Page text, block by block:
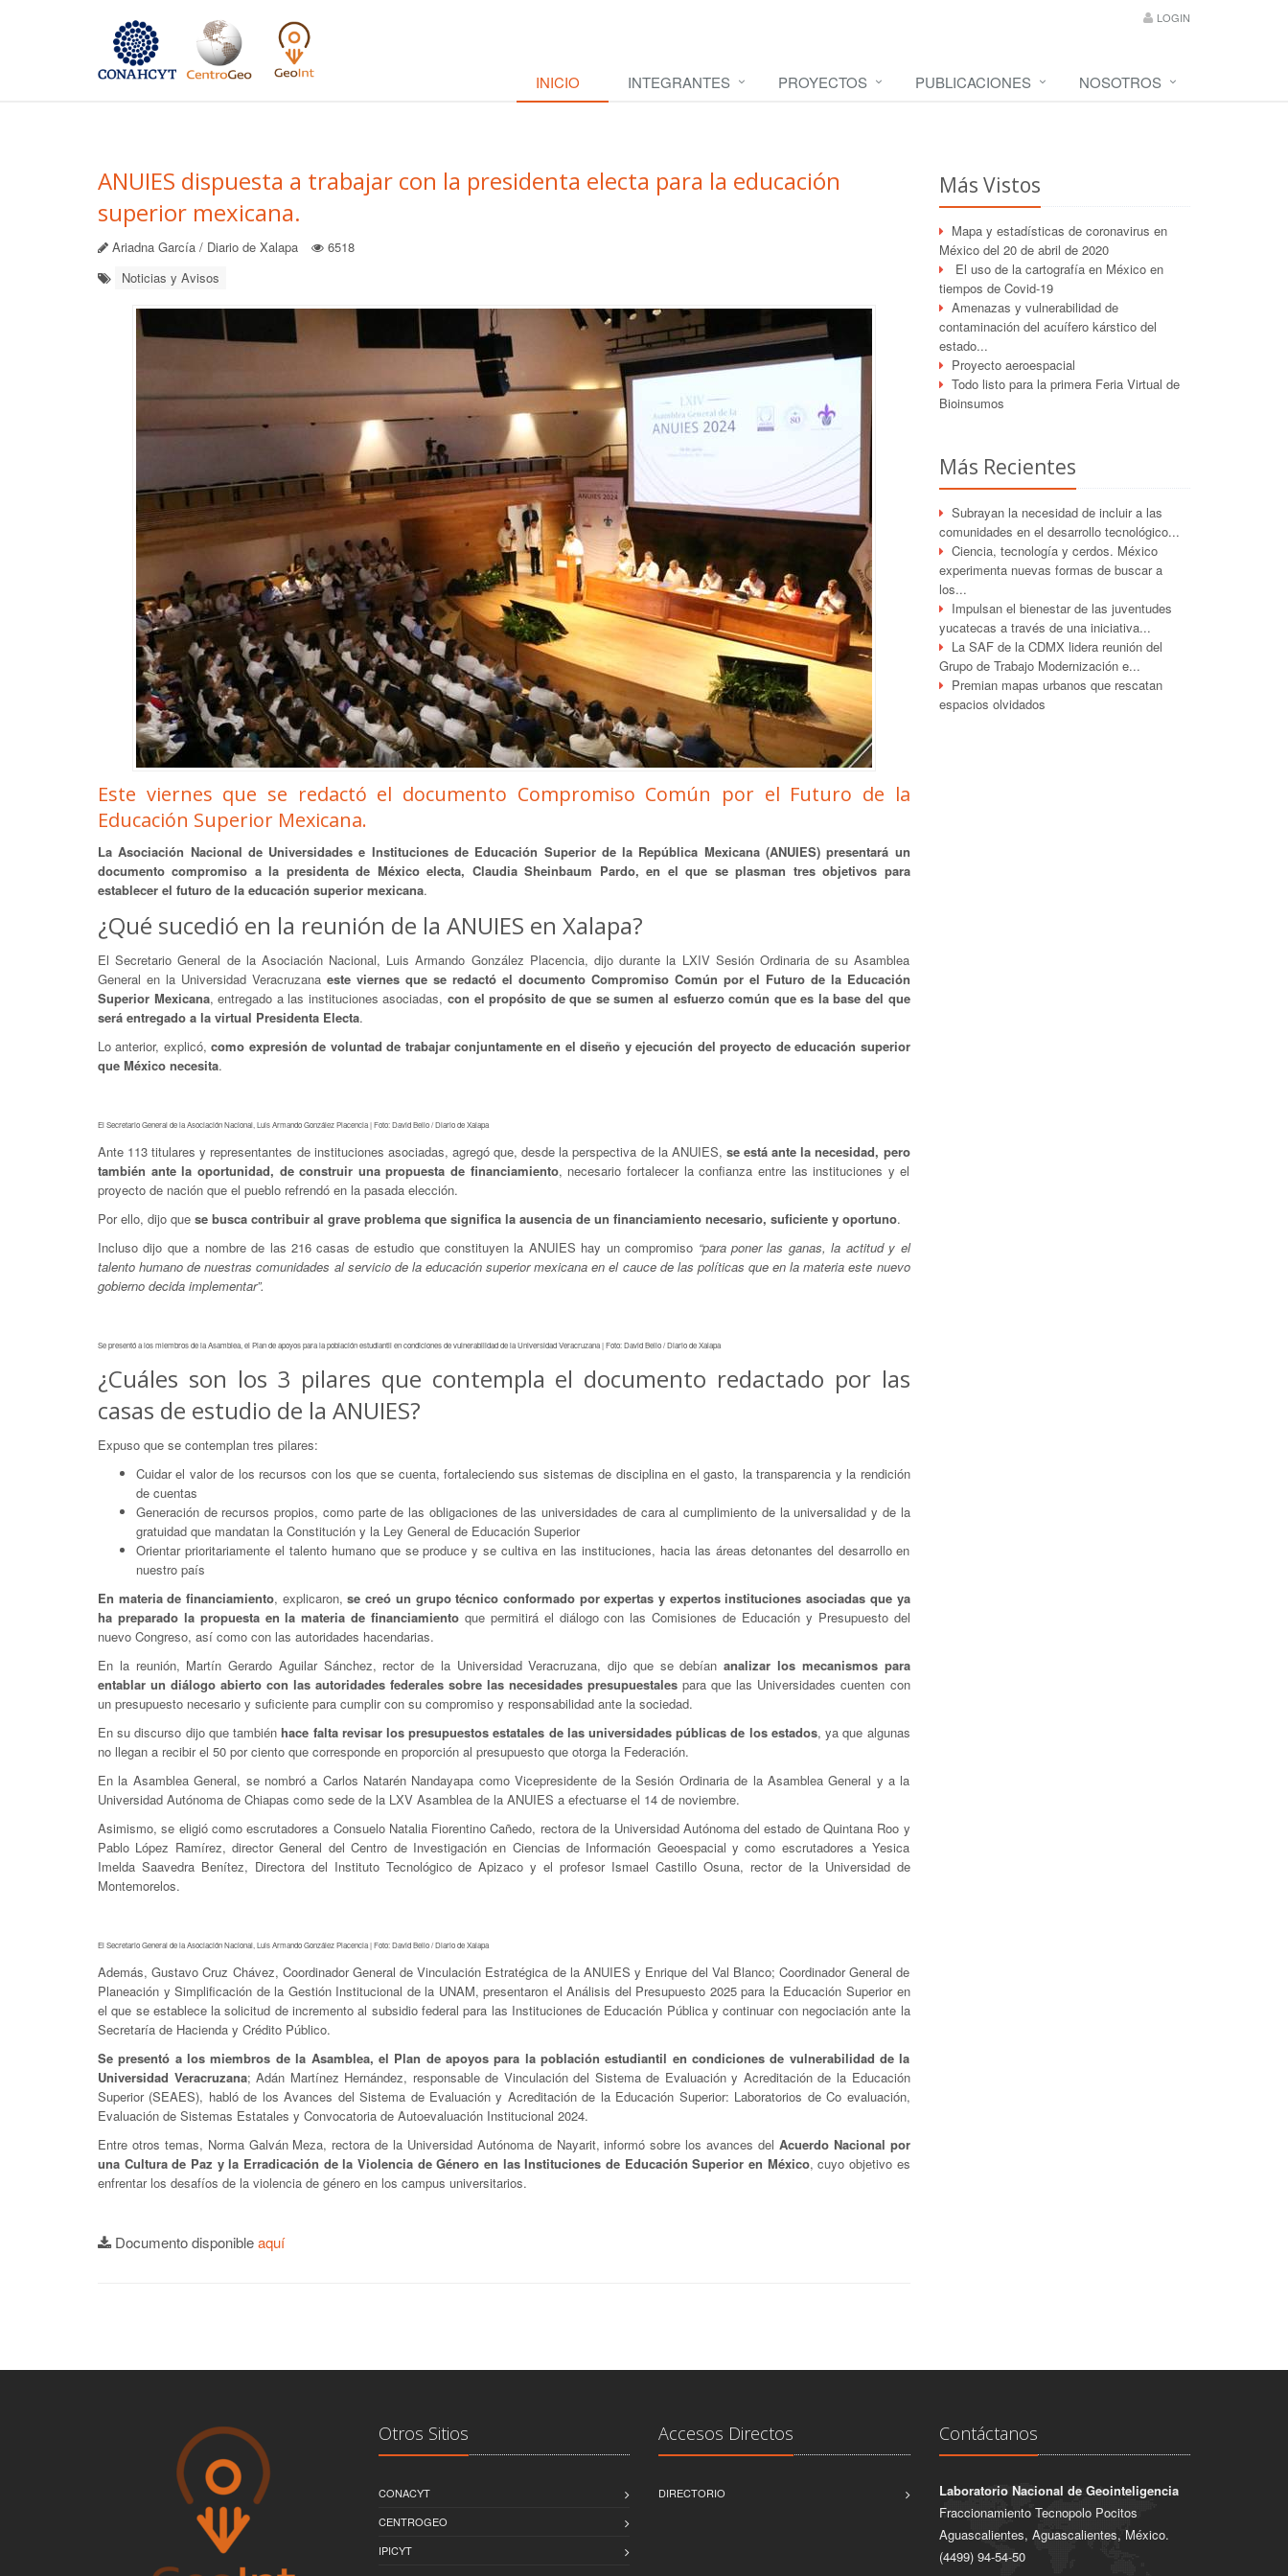
LOGIN
INICIO INTEGRANTES PROYECTOS PUBLICACIONES NOSOTROS
ANUIES dispuesta a trabajar con la presidenta electa para la educación
superior mexicana.
Ariadna García / Diario de Xalapa
6518
Noticias y Avisos
Este viernes que se redactó el documento Compromiso Común por el Futuro de la
Educación Superior Mexicana.
La Asociación Nacional de Universidades e Instituciones de Educación Superior de la República Mexicana (ANUIES) presentará un
documento compromiso a la presidenta de México electa, Claudia Sheinbaum Pardo, en el que se plasman tres objetivos para
establecer el futuro de la educación superior mexicana.
¿Qué sucedió en la reunión de la ANUIES en Xalapa?
El Secretario General de la Asociación Nacional, Luis Armando González Placencia, dijo durante la LXIV Sesión Ordinaria de su Asamblea
General en la Universidad Veracruzana este viernes que se redactó el documento Compromiso Común por el Futuro de la Educación
Superior Mexicana, entregado a las instituciones asociadas, con el propósito de que se sumen al esfuerzo común que es la base del que
será entregado a la virtual Presidenta Electa.
Lo anterior, explicó,como expresión de voluntad de trabajar conjuntamente en el diseño y ejecución del proyecto de educación superior
que México necesita.
El Secretario General de la Asociación Nacional, Luis Armando González Placencia | Foto: David Bello / Diario de Xalapa
Ante 113 titulares y representantes de instituciones asociadas, agregó que, desde la perspectiva de la ANUIES, se está ante la necesidad, pero
también ante la oportunidad, de construir una propuesta de financiamiento, necesario fortalecer la confianza entre las instituciones y el
proyecto de nación que el pueblo refrendó en la pasada elección.
Por ello, dijo que se busca contribuir al grave problema que significa la ausencia de un financiamiento necesario, suficiente y oportuno.
Incluso dijo que a nombre de las 216 casas de estudio que constituyen la ANUIES hay un compromiso “para poner las ganas, la actitud y el
talento humano de nuestras comunidades al servicio de la educación superior mexicana en el cauce de las políticas que en la materia este nuevo
gobierno decida implementar”.
Se presentó a los miembros de la Asamblea, el Plan de apoyos para la población estudiantil en condiciones de vulnerabilidad de la Universidad Veracruzana | Foto: David Bello / Diario de Xalapa
¿Cuáles son los 3 pilares que contempla el documento redactado por las
casas de estudio de la ANUIES?
Expuso que se contemplan tres pilares:
Cuidar el valor de los recursos con los que se cuenta, fortaleciendo sus sistemas de disciplina en el gasto, la transparencia y la rendición
de cuentas
Generación de recursos propios, como parte de las obligaciones de las universidades de cara al cumplimiento de la universalidad y de la
gratuidad que mandatan la Constitución y la Ley General de Educación Superior
Orientar prioritariamente el talento humano que se produce y se cultiva en las instituciones, hacia las áreas detonantes del desarrollo en
nuestro país
En materia de financiamiento, explicaron, se creó un grupo técnico conformado por expertas y expertos instituciones asociadas que ya
ha preparado la propuesta en la materia de financiamiento que permitirá el diálogo con las Comisiones de Educación y Presupuesto del
nuevo Congreso, así como con las autoridades hacendarias.
En la reunión, Martín Gerardo Aguilar Sánchez, rector de la Universidad Veracruzana, dijo que se debíananalizar los mecanismos para
entablar un diálogo abierto con las autoridades federales sobre las necesidades presupuestales para que las Universidades cuenten con
un presupuesto necesario y suficiente para cumplir con su compromiso y responsabilidad ante la sociedad.
En su discurso dijo que también hace falta revisar los presupuestos estatales de las universidades públicas de los estados, ya que algunas
no llegan a recibir el 50 por ciento que corresponde en proporción al presupuesto que otorga la Federación.
En la Asamblea General, se nombró a Carlos Natarén Nandayapa como Vicepresidente de la Sesión Ordinaria de la Asamblea General y a la
Universidad Autónoma de Chiapas como sede de la LXV Asamblea de la ANUIES a efectuarse el 14 de noviembre.
Asimismo, se eligió como escrutadores a Consuelo Natalia Fiorentino Cañedo, rectora de la Universidad Autónoma del estado de Quintana Roo y
Pablo López Ramírez, director General del Centro de Investigación en Ciencias de Información Geoespacial y como escrutadores a Yesica
Imelda Saavedra Benítez, Directora del Instituto Tecnológico de Apizaco y el profesor Ismael Castillo Osuna, rector de la Universidad de
Montemorelos.
El Secretario General de la Asociación Nacional, Luis Armando González Placencia | Foto: David Bello / Diario de Xalapa
Además, Gustavo Cruz Chávez, Coordinador General de Vinculación Estratégica de la ANUIES y Enrique del Val Blanco; Coordinador General de
Planeación y Simplificación de la Gestión Institucional de la UNAM, presentaron el Análisis del Presupuesto 2025 para la Educación Superior en
el que se establece la solicitud de incremento al subsidio federal para las Instituciones de Educación Pública y continuar con negociación ante la
Secretaría de Hacienda y Crédito Público.
Se presentó a los miembros de la Asamblea, el Plan de apoyos para la población estudiantil en condiciones de vulnerabilidad de la
Universidad Veracruzana; Adán Martínez Hernández, responsable de Vinculación del Sistema de Evaluación y Acreditación de la Educación
Superior (SEAES), habló de los Avances del Sistema de Evaluación y Acreditación de la Educación Superior: Laboratorios de Co evaluación,
Evaluación de Sistemas Estatales y Convocatoria de Autoevaluación Institucional 2024.
Entre otros temas, Norma Galván Meza, rectora de la Universidad Autónoma de Nayarit, informó sobre los avances del Acuerdo Nacional por
una Cultura de Paz y la Erradicación de la Violencia de Género en las Instituciones de Educación Superior en México, cuyo objetivo es
enfrentar los desafíos de la violencia de género en los campus universitarios.
Documento disponibleaquí
Más Vistos
Mapa y estadísticas de coronavirus en
México del 20 de abril de 2020
El uso de la cartografía en México en
tiempos de Covid-19
Amenazas y vulnerabilidad de
contaminación del acuífero kárstico del
estado...
Proyecto aeroespacial
Todo listo para la primera Feria Virtual de
Bioinsumos
Más Recientes
Subrayan la necesidad de incluir a las
comunidades en el desarrollo tecnológico...
Ciencia, tecnología y cerdos. México
experimenta nuevas formas de buscar a
los...
Impulsan el bienestar de las juventudes
yucatecas a través de una iniciativa...
La SAF de la CDMX lidera reunión del
Grupo de Trabajo Modernización e...
Premian mapas urbanos que rescatan
espacios olvidados
Otros Sitios
CONACYT
CENTROGEO
IPICYT
Accesos Directos
DIRECTORIO
Contáctanos
Laboratorio Nacional de Geointeligencia
Fraccionamiento Tecnopolo Pocitos
Aguascalientes, Aguascalientes, México.
(4499) 94-54-50